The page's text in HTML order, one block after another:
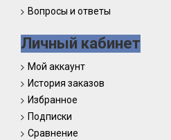
Вопросы и ответы
Личный кабинет
Мой аккаунт
История заказов
Избранное
Подписки
Сравнение